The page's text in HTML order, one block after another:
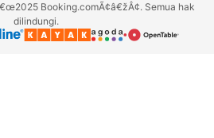
Booking.comÃ¢â€žÂ¢. Semua hak
dilindungi.